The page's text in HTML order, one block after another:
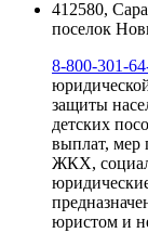
412580,
поселок
8-800-301-
защиты
детских
выплат, мер
ЖКХ,
юристом и